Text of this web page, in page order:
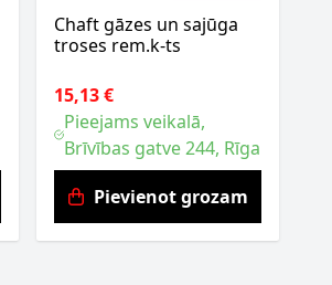
Chaft gāzes un sajūga
troses rem.k-ts
15,13 €
Pieejams veikalā,
Brīvības gatve 244, Rīga
Pievienot grozam